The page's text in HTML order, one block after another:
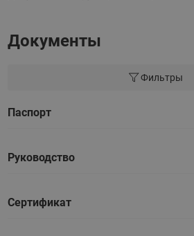
Документы
Фильтры
Паспорт
Руководство
Сертификат